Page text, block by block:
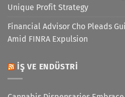
Unique Profit Strategy
Financial Advisor Cho Pleads
Amid FINRA Expulsion
İŞ VE ENDÜSTRI